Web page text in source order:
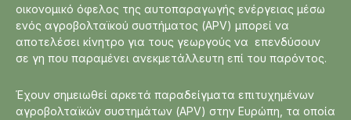
οικονομικό όφελος της αυτοπαραγωγής ενέργειας μέσω
ενός αγροβολταϊκού συστήματος (APV) μπορεί να
αποτελέσει κίνητρο για τους γεωργούς να επενδύσουν
σε γη που παραμένει ανεκμετάλλευτη επί του παρόντος.
Έχουν σημειωθεί αρκετά παραδείγματα επιτυχημένων
αγροβολταϊκών συστημάτων (APV) στην Ευρώπη, τα οποία